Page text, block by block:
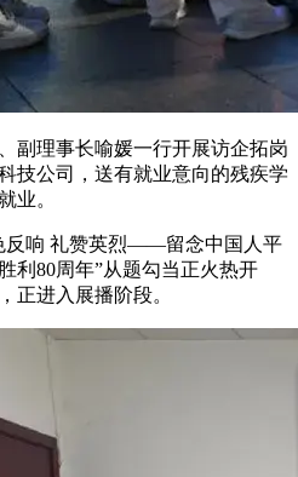
理事长喻媛一行开展访企拓岗
技公司，送有就业意向的残疾学
业。
响 礼赞英烈——留念中国人平
利80周年”从题勾当正火热开
正进入展播阶段。